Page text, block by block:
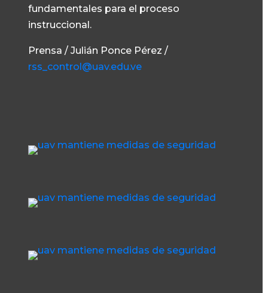
fundamentales para el proceso
instruccional.
Prensa / Julián Ponce Pérez /
rss_control@uav.edu.ve